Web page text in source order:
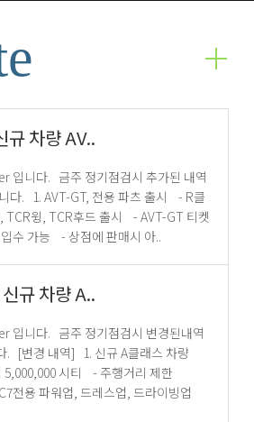
차량 AV..
시 - R클
으로 차량키 및 파츠 입수 가능 - 상점에 판매시 아..
규 차량 A..
량